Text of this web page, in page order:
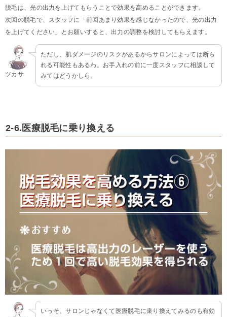
脱毛は、光の出力を上げてもらうことで効果を高めることができます。
次回の脱毛で、スタッフに「前回あまり効果を感じなかったので、光の出力
を上げてください」とお願いすると、出力の調整を検討してもらえます。
ツカサ
ただし、肌ダメージのリスクがあるからサロンによっては断ら
れる可能性もあるわ。お手入れの前に一度スタッフに相談して
みてはどうかしら。
2-6.医療脱毛に乗り換える
いっそ、サロンじゃなくて医療脱毛に乗り換えてみるのも有効